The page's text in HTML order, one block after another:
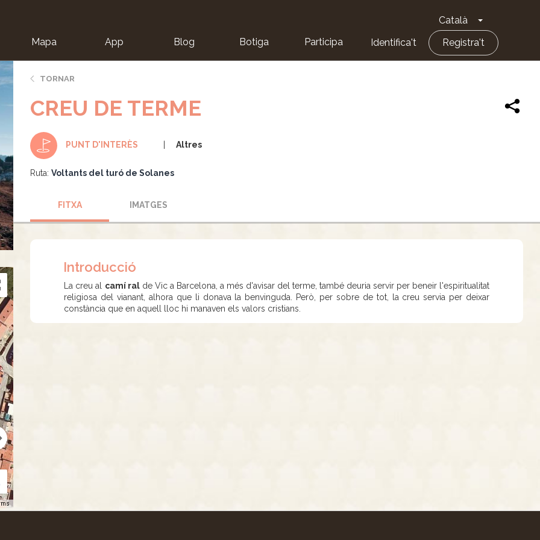
Català Toggle
Mapa App Blog Botiga Participa Identifica't Registra't
TORNAR
CREU DE TERME
PUNT D'INTERÈS Altres
Ruta: Voltants del turó de Solanes
FITXA IMATGES
Introducció
La creu al camí ralde Vic a Barcelona, a més d'avisar del terme, també deuria servir per beneir l'espiritualitat
religiosa del vianant, alhora que li donava la benvinguda. Però, per sobre de tot, la creu servia per deixar
constància que en aquell lloc hi manaven els valors cristians.